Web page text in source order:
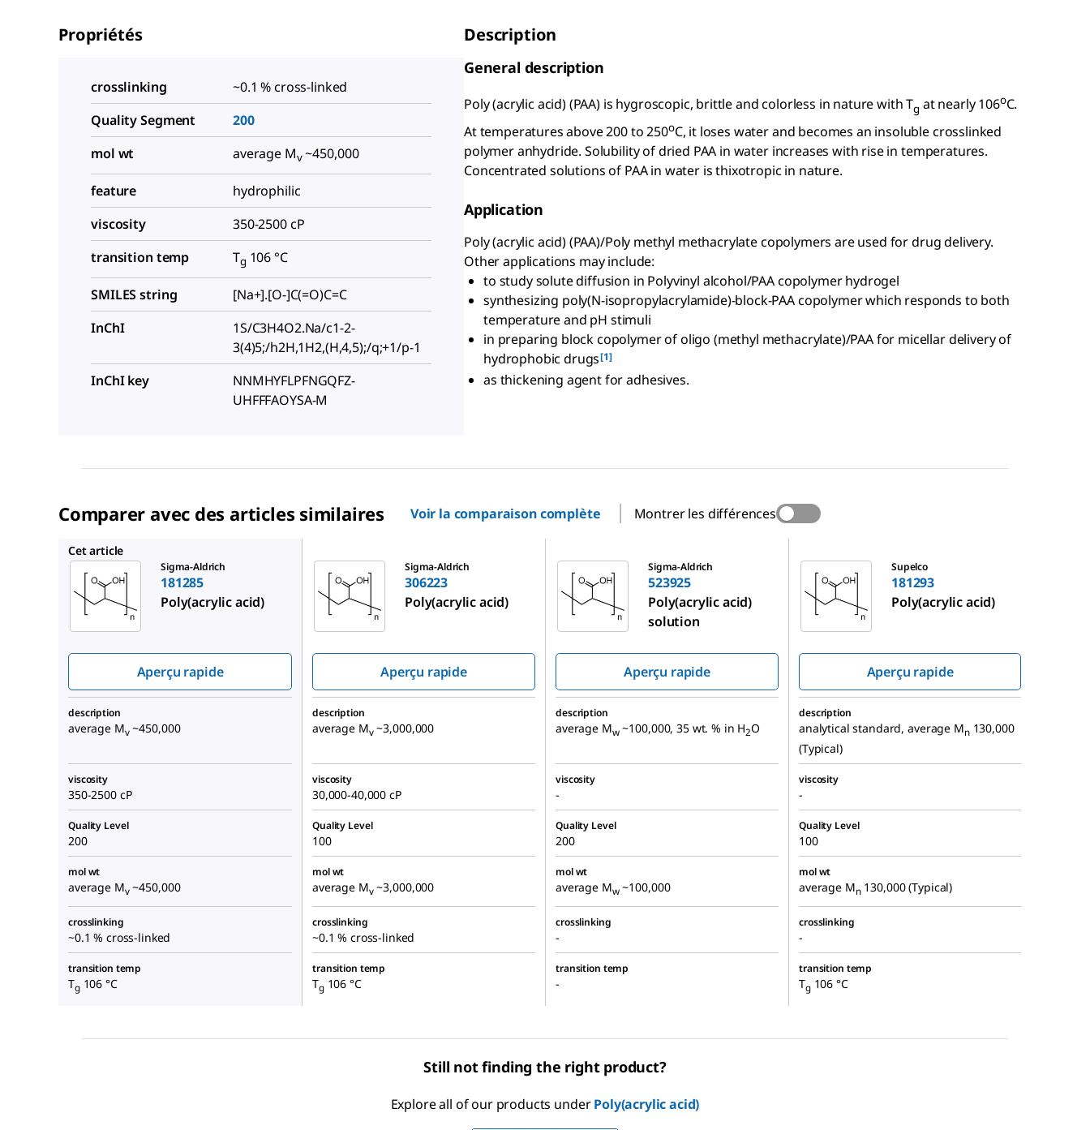
Propriétés
crosslinking
~0.1 % cross-linked
Quality Segment
200
mol wt
average Mv~450,000
feature
hydrophilic
viscosity
350-2500 cP
transition temp
Tg 106 °C
SMILES string
[Na+].[O-]C(=O)C=C
InChI
1S/C3H4O2.Na/c1-2-
3(4)5;/h2H,1H2,(H,4,5);/q;+1/p-1
InChI key
NNMHYFLPFNGQFZ-
UHFFFAOYSA-M
Description
General description
Poly (acrylic acid) (PAA) is hygroscopic, brittle and colorless in nature with Tg at nearly 106oC.
At temperatures above 200 to 250oC, it loses water and becomes an insoluble crosslinked
polymer anhydride. Solubility of dried PAA in water increases with rise in temperatures.
Concentrated solutions of PAA in water is thixotropic in nature.
Application
Poly (acrylic acid) (PAA)/Poly methyl methacrylate copolymers are used for drug delivery.
Other applications may include:
to study solute diffusion in Polyvinyl alcohol/PAA copolymer hydrogel
synthesizing poly(N-isopropylacrylamide)-block-PAA copolymer which responds to both
temperature and pH stimuli
in preparing block copolymer of oligo (methyl methacrylate)/PAA for micellar delivery of
hydrophobic drugs[1]
as thickening agent for adhesives.
Comparer avec des articles similaires Voir la comparaison complète Montrer les différences
Cet article
Sigma-Aldrich
181285
Poly(acrylic acid)
Aperçu rapide
Sigma-Aldrich
306223
Poly(acrylic acid)
Aperçu rapide
Sigma-Aldrich
523925
Poly(acrylic acid)
solution
Aperçu rapide
Supelco
181293
Poly(acrylic acid)
Aperçu rapide
description
average Mv~450,000
description
average Mv~3,000,000
description
average Mw~100,000, 35 wt. % in H2O
description
analytical standard, average Mn130,000
(Typical)
viscosity
350-2500 cP
viscosity
30,000-40,000 cP
viscosity
-
viscosity
-
Quality Level
200
Quality Level
100
Quality Level
200
Quality Level
100
mol wt
average Mv~450,000
mol wt
average Mv~3,000,000
mol wt
average Mw~100,000
mol wt
average Mn130,000 (Typical)
crosslinking
~0.1 % cross-linked
crosslinking
~0.1 % cross-linked
crosslinking
-
crosslinking
-
transition temp
Tg106 °C
transition temp
Tg106 °C
transition temp
-
transition temp
Tg106 °C
Still not finding the right product?
Explore all of our products underPoly(acrylic acid)